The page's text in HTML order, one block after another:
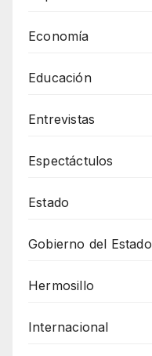
Economía
Educación
Entrevistas
Espectáctulos
Estado
Gobierno del Estado
Hermosillo
Internacional